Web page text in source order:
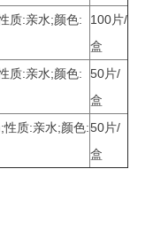
质:亲水;颜色:
100片/
盒
质:亲水;颜色:
50片/
盒
质:亲水;颜色:50片/
盒